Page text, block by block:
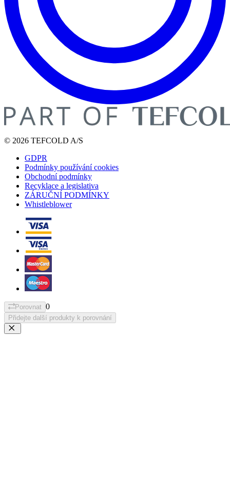
© 2026 TEFCOLD A/S
GDPR
Podmínky používání cookies
Obchodní podmínky
Recyklace a legislativa
ZÁRUČNÍ PODMÍNKY
Whistleblower
Porovnat 0
Přidejte další produkty k porovnání